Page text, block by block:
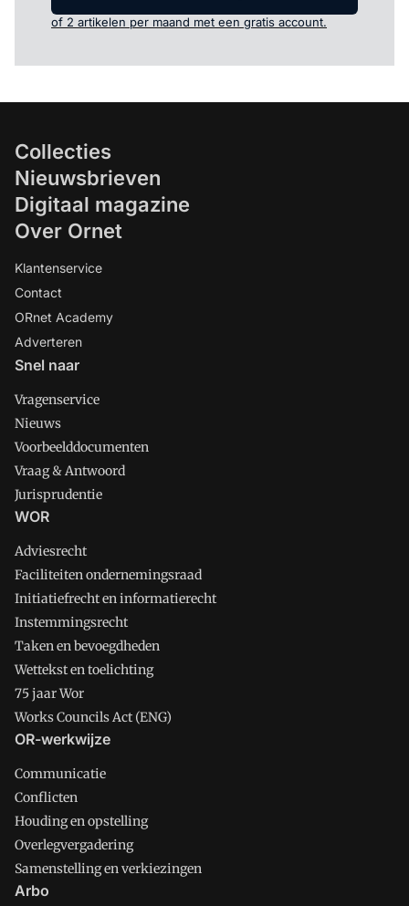
of 2 artikelen per maand met een gratis account.
Collecties
Nieuwsbrieven
Digitaal magazine
Over Ornet
Klantenservice
Contact
ORnet Academy
Adverteren
Snel naar
Vragenservice
Nieuws
Voorbeelddocumenten
Vraag & Antwoord
Jurisprudentie
WOR
Adviesrecht
Faciliteiten ondernemingsraad
Initiatiefrecht en informatierecht
Instemmingsrecht
Taken en bevoegdheden
Wettekst en toelichting
75 jaar Wor
Works Councils Act (ENG)
OR-werkwijze
Communicatie
Conflicten
Houding en opstelling
Overlegvergadering
Samenstelling en verkiezingen
Arbo